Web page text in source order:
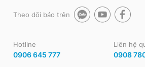
Theo dõi báo trên
Hotline
0906 645 777
Liên hệ
0908